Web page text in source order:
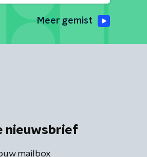
Meer gemist
nieuwsbrief
mailbox